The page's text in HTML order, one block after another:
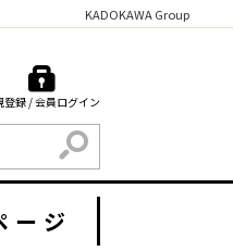
KADOKAWA Group
登録 / 会員ログイン
検索
ージ